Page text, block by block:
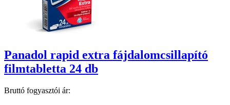
Panadol rapid extra fájdalomcsillapító
filmtabletta 24 db
Bruttó fogyasztói ár: